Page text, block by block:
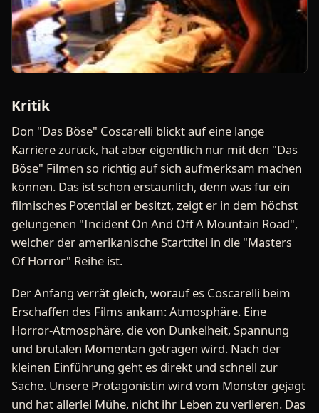
Kritik
Don "Das Böse" Coscarelli blickt auf eine lange
Karriere zurück, hat aber eigentlich nur mit den "Das
Böse" Filmen so richtig auf sich aufmerksam machen
können. Das ist schon erstaunlich, denn was für ein
filmisches Potential er besitzt, zeigt er in dem höchst
gelungenen "Incident On And Off A Mountain Road",
welcher der amerikanische Starttitel in die "Masters
Of Horror" Reihe ist.
Der Anfang verrät gleich, worauf es Coscarelli beim
Erschaffen des Films ankam: Atmosphäre. Eine
Horror-Atmosphäre, die von Dunkelheit, Spannung
und brutalen Momentan getragen wird. Nach der
kleinen Einführung geht es direkt und schnell zur
Sache. Unsere Protagonistin wird vom Monster gejagt
und hat allerlei Mühe, nicht ihr Leben zu verlieren. Das